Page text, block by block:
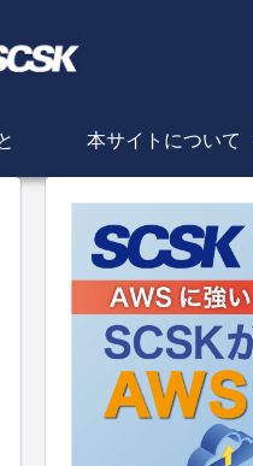
本サイトについて